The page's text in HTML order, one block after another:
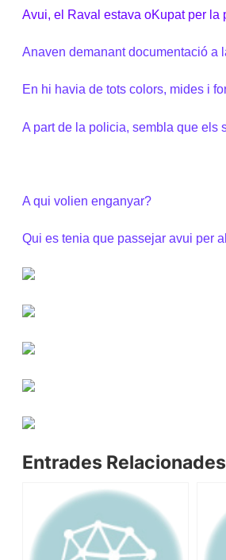
Avui, el Raval estava oKupat per la
Anaven demanant documentació a
En hi havia de tots colors, mides i
A part de la policia, sembla que els
A qui volien enganyar?
Qui es tenia que passejar avui per
Entrades